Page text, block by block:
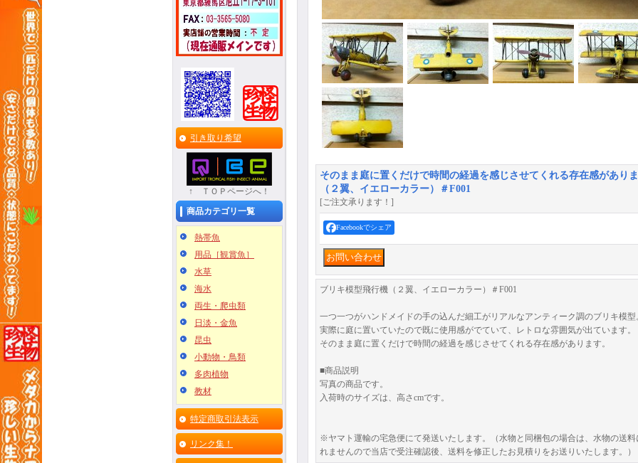
引き取り希望
↑ ＴＯＰページへ！
商品カテゴリ一覧
熱帯魚
用品［観賞魚］
水草
海水
両生・爬虫類
日淡・金魚
昆虫
小動物・鳥類
多肉植物
教材
特定商取引法表示
リンク集！
そのまま庭に置くだけで時間の経過を感じさせてくれる存在感があり
（２翼、イエローカラー）＃F001
[ご注文承ります！]
Facebookでシェア
ブリキ模型飛行機（２翼、イエローカラー）＃F001
一つ一つがハンドメイドの手の込んだ細工がリアルなアンティーク調のブリキ模型
実際に庭に置いていたので既に使用感がでていて、レトロな雰囲気が出ています。
そのまま庭に置くだけで時間の経過を感じさせてくれる存在感があります。
■商品説明
写真の商品です。
入荷時のサイズは、高さcmです。
※ヤマト運輸の宅急便にて発送いたします。（水物と同梱包の場合は、水物の送
れませんので当店で受注確認後、送料を修正したお見積りをお送りいたします。）